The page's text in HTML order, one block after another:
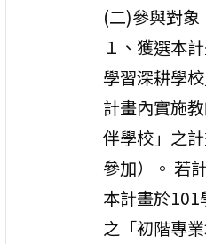
(二)參與對象
１、獲選本
學習深耕學
計畫內實施
伴學校」之
參加）。 若
本計畫於
之「初階專